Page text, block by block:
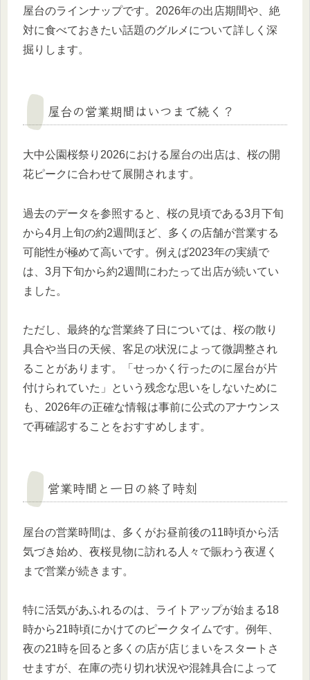
屋台のラインナップです。2026年の出店期間や、絶
対に食べておきたい話題のグルメについて詳しく深
掘りします。
屋台の営業期間はいつまで続く？
大中公園桜祭り2026における屋台の出店は、桜の開
花ピークに合わせて展開されます。
過去のデータを参照すると、桜の見頃である3月下旬
から4月上旬の約2週間ほど、多くの店舗が営業する
可能性が極めて高いです。例えば2023年の実績で
は、3月下旬から約2週間にわたって出店が続いてい
ました。
ただし、最終的な営業終了日については、桜の散り
具合や当日の天候、客足の状況によって微調整され
ることがあります。「せっかく行ったのに屋台が片
付けられていた」という残念な思いをしないために
も、2026年の正確な情報は事前に公式のアナウンス
で再確認することをおすすめします。
営業時間と一日の終了時刻
屋台の営業時間は、多くがお昼前後の11時頃から活
気づき始め、夜桜見物に訪れる人々で賑わう夜遅く
まで営業が続きます。
特に活気があふれるのは、ライトアップが始まる18
時から21時頃にかけてのピークタイムです。例年、
夜の21時を回ると多くの店が店じまいをスタートさ
せますが、在庫の売り切れ状況や混雑具合によって